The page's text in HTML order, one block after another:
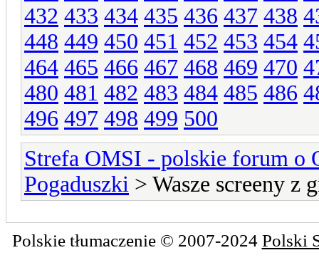
432 433 434 435 436 437 438
448 449 450 451 452 453 454
464 465 466 467 468 469 470
480 481 482 483 484 485 486
496 497 498 499 500
Strefa OMSI - polskie forum o
Pogaduszki > Wasze screeny z
Polskie tłumaczenie © 2007-2024 Polski